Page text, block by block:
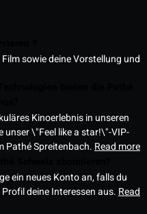
sowie deine Vorstellung und
Kinoerlebnis in unseren
unser \"Feel like a star!\"-VIP-
Pathé Spreitenbach. Read more
ein neues Konto an, falls du
deine Interessen aus. Read